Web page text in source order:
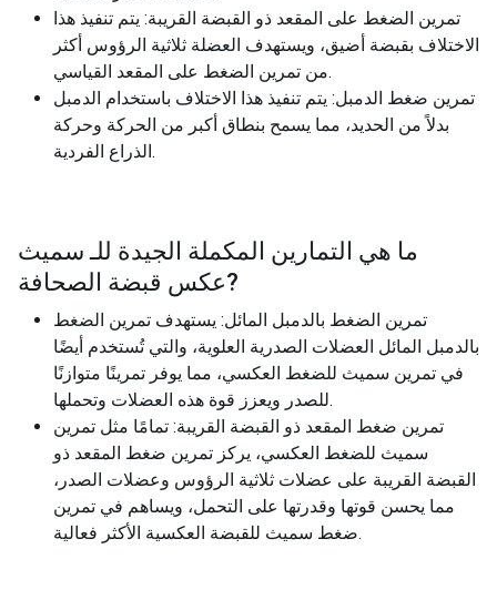
تمرين الضغط على المقعد ذو القبضة القريبة: يتم تنفيذ هذا
الاختلاف بقبضة أضيق، ويستهدف العضلة ثلاثية الرؤوس أكثر
من تمرين الضغط على المقعد القياسي.
تمرين ضغط الدمبل: يتم تنفيذ هذا الاختلاف باستخدام الدمبل
بدلاً من الحديد، مما يسمح بنطاق أكبر من الحركة وحركة
الذراع الفردية.
ما هي التمارين المكملة الجيدة للـ سميث
عكس قبضة الصحافة?
تمرين الضغط بالدمبل المائل: يستهدف تمرين الضغط
بالدمبل المائل العضلات الصدرية العلوية، والتي تُستخدم أيضًا
في تمرين سميث للضغط العكسي، مما يوفر تمرينًا متوازنًا
للصدر ويعزز قوة هذه العضلات وتحملها.
تمرين ضغط المقعد ذو القبضة القريبة: تمامًا مثل تمرين
سميث للضغط العكسي، يركز تمرين ضغط المقعد ذو
القبضة القريبة على عضلات ثلاثية الرؤوس وعضلات الصدر،
مما يحسن قوتها وقدرتها على التحمل، ويساهم في تمرين
ضغط سميث للقبضة العكسية الأكثر فعالية.